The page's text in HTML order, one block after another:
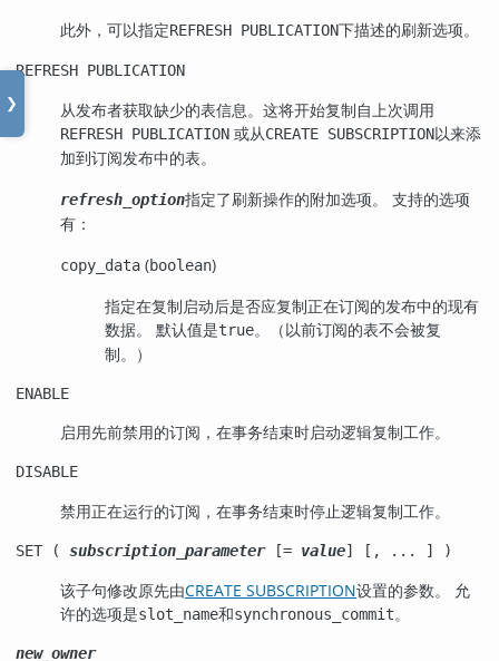
❯
此外，可以指定REFRESH PUBLICATION下描述的刷新选项。
REFRESH PUBLICATION
从发布者获取缺少的表信息。这将开始复制自上次调用
REFRESH PUBLICATION 或从CREATE SUBSCRIPTION以来添
加到订阅发布中的表。
refresh_option指定了刷新操作的附加选项。 支持的选项
有：
copy_data (boolean)
指定在复制启动后是否应复制正在订阅的发布中的现有
数据。 默认值是true。（以前订阅的表不会被复
制。）
ENABLE
启用先前禁用的订阅，在事务结束时启动逻辑复制工作。
DISABLE
禁用正在运行的订阅，在事务结束时停止逻辑复制工作。
SET ( subscription_parameter[= value] [, ... ] )
该子句修改原先由CREATE SUBSCRIPTION设置的参数。 允
许的选项是slot_name和synchronous_commit。
new_owner